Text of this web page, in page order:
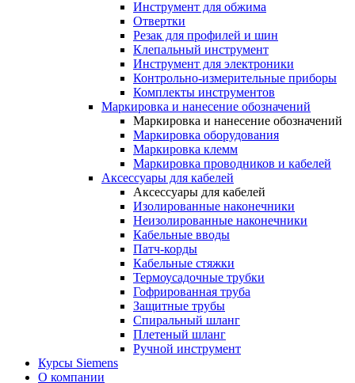
Инструмент для обжима
Отвертки
Резак для профилей и шин
Клепальный инструмент
Инструмент для электроники
Контрольно-измерительные приборы
Комплекты инструментов
Маркировка и нанесение обозначений
Маркировка и нанесение обозначений
Маркировка оборудования
Маркировка клемм
Маркировка проводников и кабелей
Аксессуары для кабелей
Аксессуары для кабелей
Изолированные наконечники
Неизолированные наконечники
Кабельные вводы
Патч-корды
Кабельные стяжки
Термоусадочные трубки
Гофрированная труба
Защитные трубы
Спиральный шланг
Плетеный шланг
Ручной инструмент
Курсы Siemens
О компании